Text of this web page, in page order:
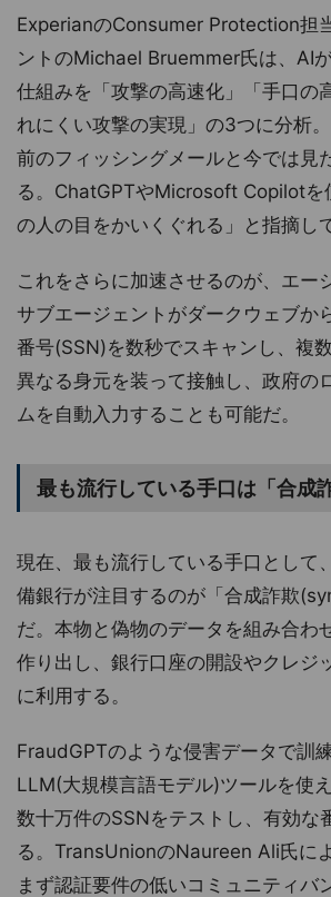
ExperianのConsumer Protection担
ントのMichael Bruemmer氏は、AI
仕組みを「攻撃の高速化」「手口の
れにくい攻撃の実現」の3つに分析
前のフィッシングメールと今では見
る。ChatGPTやMicrosoft Copilotを
の人の目をかいくぐれる」と指摘し
これをさらに加速させるのが、エー
サブエージェントがダークウェブか
番号(SSN)を数秒でスキャンし、複
異なる身元を装って接触し、政府の
ムを自動入力することも可能だ。
最も流行している手口は「合成
現在、最も流行している手口として
備銀行が注目するのが「合成詐欺
だ。本物と偽物のデータを組み合わ
作り出し、銀行口座の開設やクレジ
に利用する。
FraudGPTのような侵害データで訓
LLM(大規模言語モデル)ツールを使
数十万件のSSNをテストし、有効な
る。TransUnionのNaureen Ali氏に
まず認証要件の低いコミュニティバ